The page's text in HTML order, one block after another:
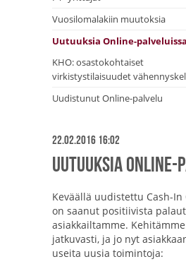
Vuosilomalakiin muutoksia
Uutuuksia Online-palveluissa
KHO: osastokohtaiset
virkistystilaisuudet
Uudistunut Online-palvelu
22.02.2016 16:02
Uutuuksia
Keväällä uudistettu Cash-
on saanut positiivista
asiakkailtamme.
jatkuvasti, ja jo nyt
useita uusia toimintoja: